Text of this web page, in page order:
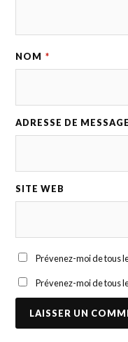
NOM *
ADRESSE DE
SITE WEB
Prévenez-moi de tous
Prévenez-moi de tous